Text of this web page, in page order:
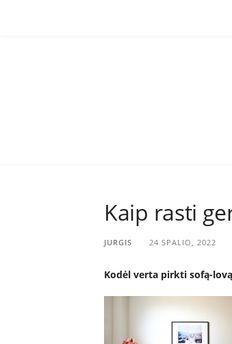
Kaip rasti
JURGIS 24 SPALIO, 2022
Kodėl verta pirkti sofą-